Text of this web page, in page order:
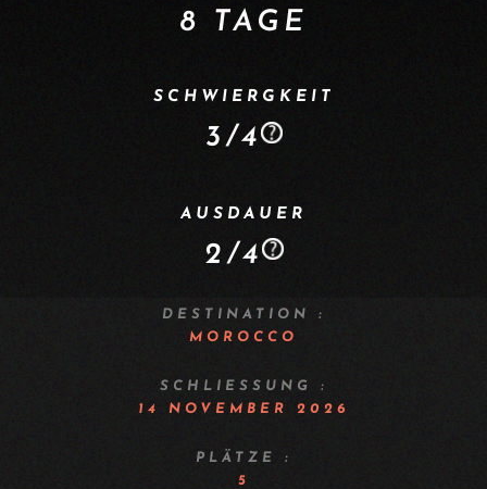
8 TAGE
SCHWIERGKEIT
3/4
AUSDAUER
2/4
DESTINATION :
MOROCCO
SCHLIESSUNG :
14 NOVEMBER 2026
PLÄTZE :
5